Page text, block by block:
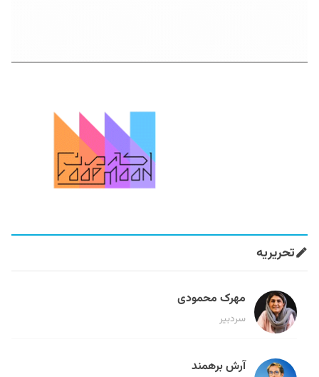
تحریریه
مهرک محمودی
سردبیر
آرش برهمند